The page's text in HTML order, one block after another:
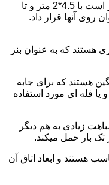
ابعاد بارگیر خاور ها به طور متوسط برابر است با 4.5*2 متر و تا
هستند که به عنوان بنز
هستند که برای جابه
یا فله ای مورد استفاده
زیادی به هم دیگر
جابه جایی بار تا 10 تن مناسب هستند و ابعاد اتاق آن